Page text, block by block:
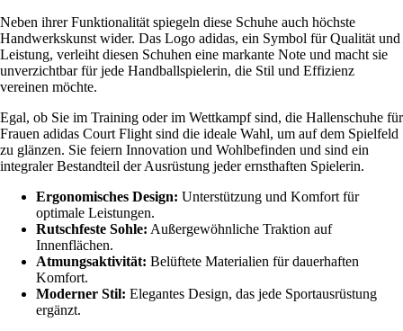
Neben ihrer Funktionalität spiegeln diese Schuhe auch höchste
Handwerkskunst wider. Das Logo adidas, ein Symbol für Qualität und
Leistung, verleiht diesen Schuhen eine markante Note und macht sie
unverzichtbar für jede Handballspielerin, die Stil und Effizienz
vereinen möchte.
Egal, ob Sie im Training oder im Wettkampf sind, die Hallenschuhe für
Frauen adidas Court Flight sind die ideale Wahl, um auf dem Spielfeld
zu glänzen. Sie feiern Innovation und Wohlbefinden und sind ein
integraler Bestandteil der Ausrüstung jeder ernsthaften Spielerin.
Ergonomisches Design: Unterstützung und Komfort für
optimale Leistungen.
Rutschfeste Sohle: Außergewöhnliche Traktion auf
Innenflächen.
Atmungsaktivität: Belüftete Materialien für dauerhaften
Komfort.
Moderner Stil: Elegantes Design, das jede Sportausrüstung
ergänzt.